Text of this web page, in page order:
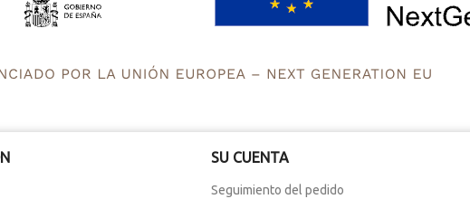
SU CUENTA
Seguimiento del pedido